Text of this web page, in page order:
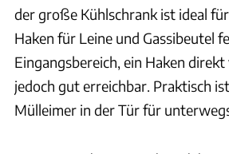
der große Kühlschrank ist ideal
Haken für Leine und Gassibeutel
Eingangsbereich, ein Haken
jedoch gut erreichbar. Praktisch
Mülleimer in der Tür für